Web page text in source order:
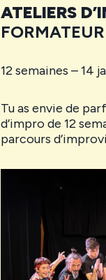
ATELIERS
12 semaines – 14
Tu as envie de
d’impro de 12
parcours